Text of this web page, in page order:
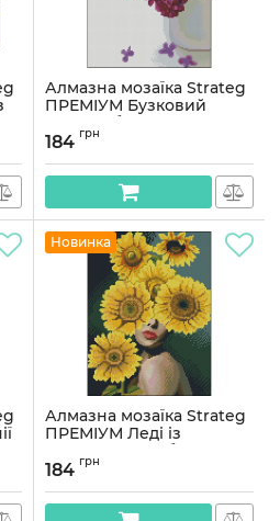
Алмазна мозаїка Strateg
ПРЕМІУМ Бузковий
настрій без підрамника
розміром 30х40 см
Артикул:ZAV3040-45
184 грн
Новинка
Алмазна мозаїка Strateg
ПРЕМІУМ Леді із
соняшниками без
підрамника розміром
Артикул:ZAV3040-39
184 грн